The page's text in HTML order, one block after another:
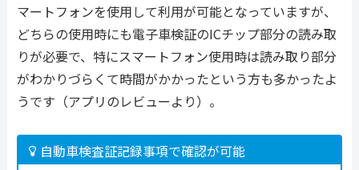
マートフォンを使用して利用が可能となっていますが、
どちらの使用時にも電子車検証のICチップ部分の読み取
りが必要で、特にスマートフォン使用時は読み取り部分
がわかりづらくて時間がかかったという方も多かったよ
うです（アプリのレビューより）。
自動車検査証記録事項で確認が可能